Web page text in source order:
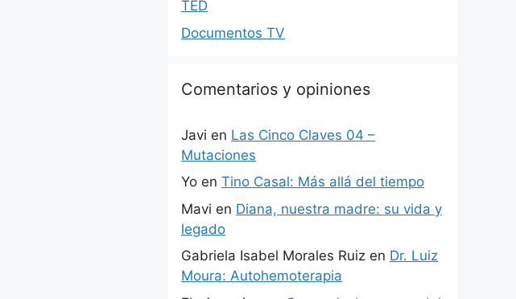
TED
Documentos TV
Comentarios y opiniones
Javi en Las Cinco Claves 04 –
Mutaciones
Yo en Tino Casal: Más allá del tiempo
Mavi en Diana, nuestra madre: su vida y
legado
Gabriela Isabel Morales Ruiz en Dr. Luiz
Moura: Autohemoterapia